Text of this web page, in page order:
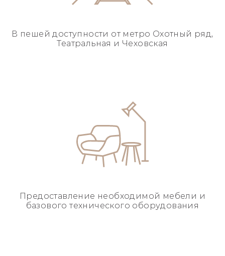
В пешей доступности от метро Охотный ряд,
Театральная и Чеховская
Предоставление необходимой мебели и
базовоготехнического оборудования